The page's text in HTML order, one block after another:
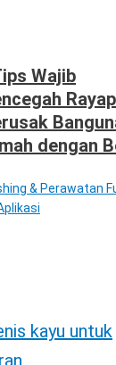
Wajib
Rayap
dengan
& Perawatan